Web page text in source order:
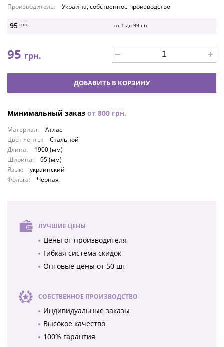
Производитель:
Украина, собственное производство
95 грн. от 1 до 99 шт
95 грн.
ДОБАВИТЬ В КОРЗИНУ
Минимальный заказ от 800 грн.
Материал:
Атлас
Цвет ленты:
Стальной
Длина:
1900 (мм)
Ширина:
95 (мм)
Язык:
украинский
Фольга:
Черная
ЛУЧШИЕ ЦЕНЫ
Цены от производителя
Гибкая система скидок
Оптовые цены от 50 шт
СОБСТВЕННОЕ ПРОИЗВОДСТВО
Индивидуальные заказы
Высокое качество
100% гарантия